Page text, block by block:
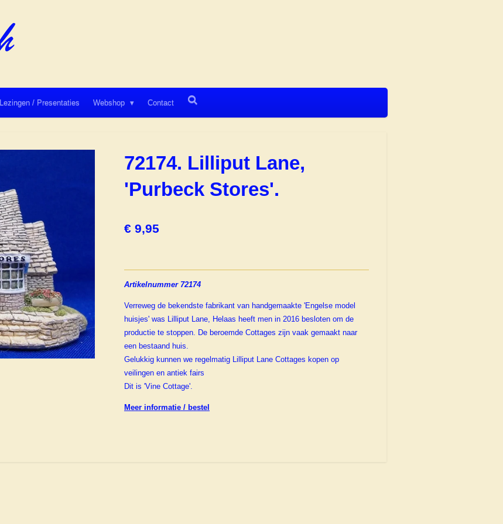
Lezingen / Presentaties Webshop Contact
72174. Lilliput Lane,
'Purbeck Stores'.
€ 9,95
Artikelnummer 72174
Verreweg de bekendste fabrikant van handgemaakte 'Engelse model
huisjes' was Lilliput Lane, Helaas heeft men in 2016 besloten om de
productie te stoppen. De beroemde Cottages zijn vaak gemaakt naar
een bestaand huis.
Gelukkig kunnen we regelmatig Lilliput Lane Cottages kopen op
veilingen en antiek fairs
Dit is 'Vine Cottage'.
Meer informatie / bestel